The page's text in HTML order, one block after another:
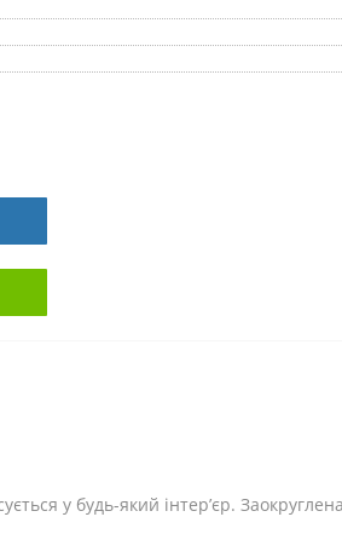
у будь-який інтерʼєр. Заокруглена